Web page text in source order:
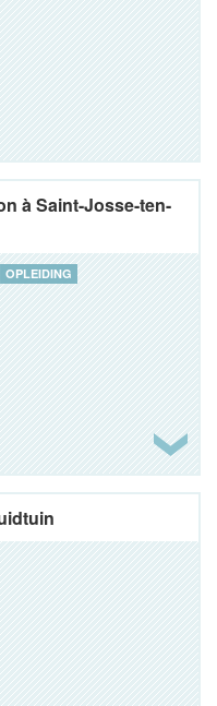
à Saint-Josse-ten-
OPLEIDING